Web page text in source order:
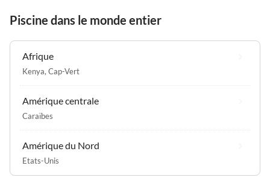
Piscine dans le monde entier
Afrique
Kenya, Cap-Vert
Amérique centrale
Caraïbes
Amérique du Nord
Etats-Unis